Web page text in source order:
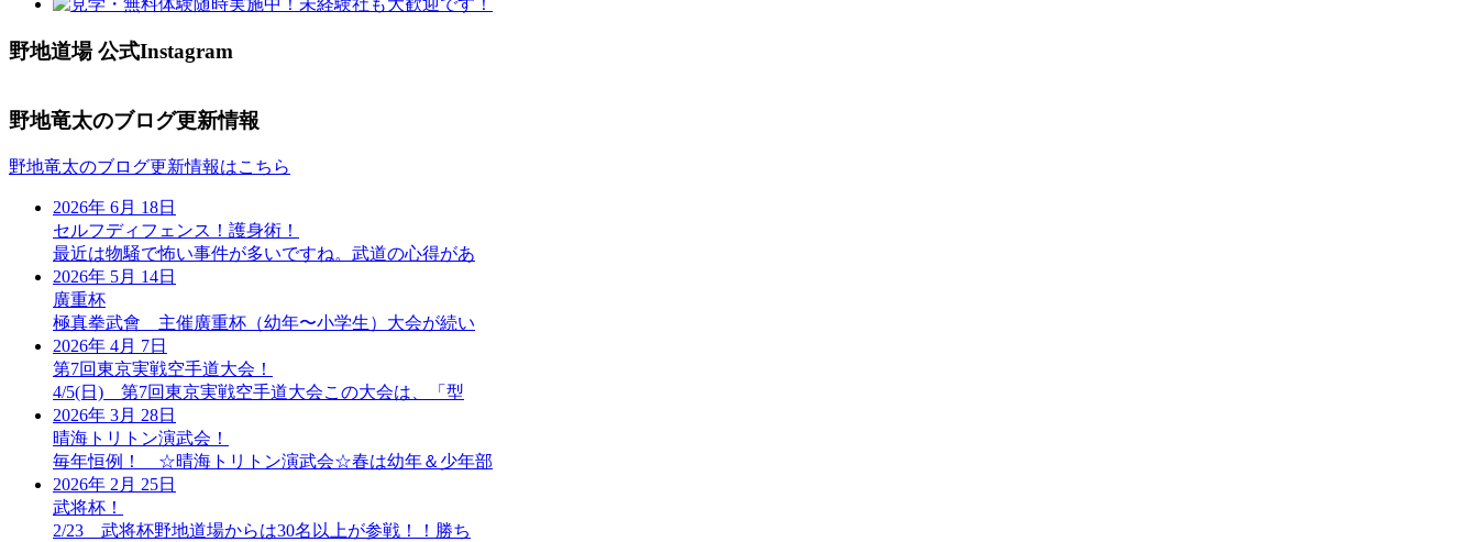
野地道場 公式Instagram
野地竜太のブログ更新情報
野地竜太のブログ更新情報はこちら
2026年 6月 18日
セルフディフェンス！護身術！
最近は物騒で怖い事件が多いですね。武道の心得があ
2026年 5月 14日
廣重杯
極真拳武會 主催廣重杯（幼年〜小学生）大会が続い
2026年 4月 7日
第7回東京実戦空手道大会！
4/5(日) 第7回東京実戦空手道大会この大会は、「型
2026年 3月 28日
晴海トリトン演武会！
毎年恒例！ ☆晴海トリトン演武会☆春は幼年＆少年部
2026年 2月 25日
武将杯！
2/23 武将杯野地道場からは30名以上が参戦！！勝ち